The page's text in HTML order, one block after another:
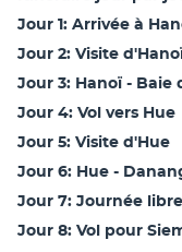
Jour 1: Arrivée à
Jour 2: Visite
Jour 3: Hanoï - Baie
Jour 4: Vol vers Hue
Jour 5: Visite d'Hue
Jour 6: Hue -
Jour 7: Journée
Jour 8: Vol pour